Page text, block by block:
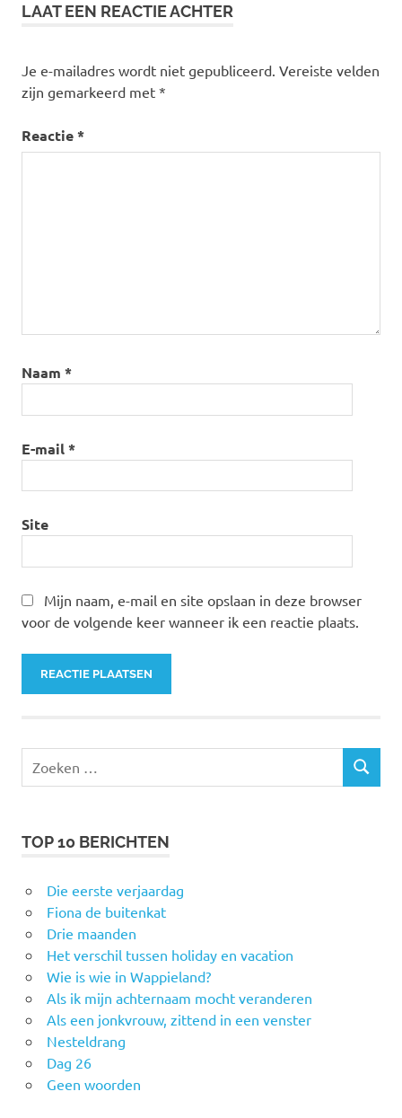
LAAT EEN REACTIE ACHTER
Je e-mailadres wordt niet gepubliceerd. Vereiste velden
zijn gemarkeerd met *
Reactie*
Naam *
E-mail*
Site
Mijn naam, e-mail en site opslaan in deze browser
voor de volgende keer wanneer ik een reactie plaats.
naar:
ZOEKEN
TOP 10 BERICHTEN
Die eerste verjaardag
Fiona de buitenkat
Drie maanden
Het verschil tussen holiday en vacation
Wie is wie in Wappieland?
Als ik mijn achternaam mocht veranderen
Als een jonkvrouw, zittend in een venster
Nesteldrang
Dag 26
Geen woorden